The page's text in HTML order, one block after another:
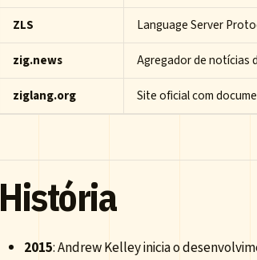
ZLS
Language Server
zig.news
Agregador de notícias
ziglang.org
Site oficial com
História
2015: Andrew Kelley inicia o